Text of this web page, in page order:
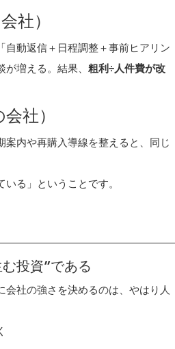
社）
自動返信＋日程調整＋事前ヒアリン
増える。結果、 粗利÷人件費が改
社）
内や再購入導線を整えると、同じ
る」ということです。
投資”である
社の強さを決めるのは、やはり人